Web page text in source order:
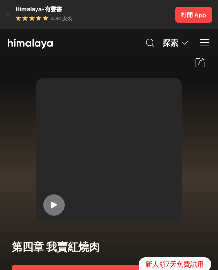
Himalaya-有聲書
4.8k 安裝
打開 App
探索
第四章 我賣紅燒肉
新人領7天免費試用